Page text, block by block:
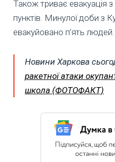
Також триває евакуація
пунктів. Минулої доби з
евакуйовано п’ять людей.
Новини Харкова
ракетної атаки
школа (ФОТОФАКТ)